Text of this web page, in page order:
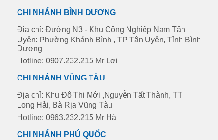
CHI NHÁNH BÌNH DƯƠNG
Địa chỉ: Đường N3 - Khu Công Nghiệp Nam Tân
Uyên: Phường Khánh Bình , TP Tân Uyên, Tỉnh Bình
Dương
Hotline: 0907.232.215 Mr Lợi
CHI NHÁNH VŨNG TÀU
Địa chỉ: Khu Đô Thi Mới ,Nguyễn Tất Thành, TT
Long Hải, Bà Rịa Vũng Tàu
Hotline: 0963.232.215 Mr Hà
CHI NHÁNH PHÚ QUỐC